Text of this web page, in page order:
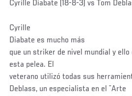
Cyrille Diabate (18-8-3) vs Tom
Cyrille
Diabate es mucho más
que un striker de nivel mundial y ello
esta pelea. El
veterano utilizó todas sus
Deblass, un especialista en el ¨Arte